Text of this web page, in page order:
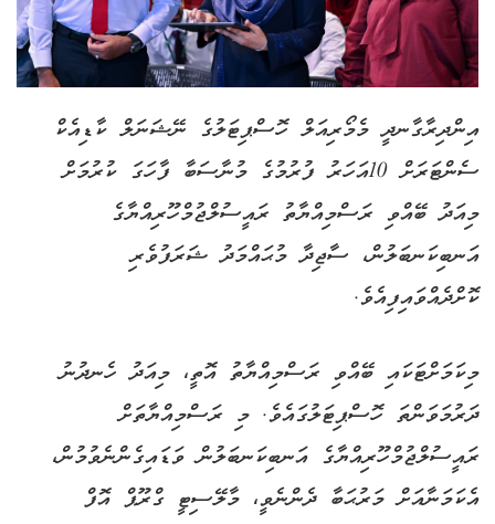
އިންދިރާގާނދީ މެމޯރިއަލް ހޮސްޕިޓަލުގެ ނޭޝަނަލް ކާޑިއެކް
ސެންޓަރަށް 10އަހަރު ފުރުމުގެ މުނާސަބާ ފާހަގަ ކުރުމަށް
މިއަދު ބޭއްވި ރަސްމިއްޔާތު ރައީސުލްޖުމްހޫރިއްޔާގެ
އަނބިކަނބަލުން، ސާޖިދާ މުޙައްމަދު ޝަރަފުވެރި
ކޮށްދެއްވައިފިއެވެ.
މިކަމަށްޓަކައި ބޭއްވި ރަސްމިއްޔާތު އޮތީ، މިއަދު ހެނދުނު
ދަރުމަވަންތަ ހޮސްޕިޓަލުގައެވެ. މި ރަސްމިއްޔާތަށް
ރައީސުލްޖުމްހޫރިއްޔާގެ އަނބިކަނބަލުން ވަޑައިގެންނެވުމުން،
އެކަމަނާއަށް މަރުޙަބާ ދެންނެވީ، މާލޭސިޓީ ގްރޫޕް އޮފް